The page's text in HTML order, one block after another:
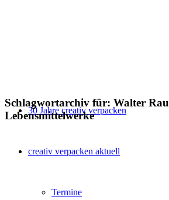
30 Jahre creativ verpacken
creativ verpacken aktuell
Termine
Schlagwortarchiv für: Walter Rau
Lebensmittelwerke